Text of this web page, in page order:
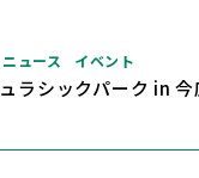
ニュース イベント
ラシックパーク in